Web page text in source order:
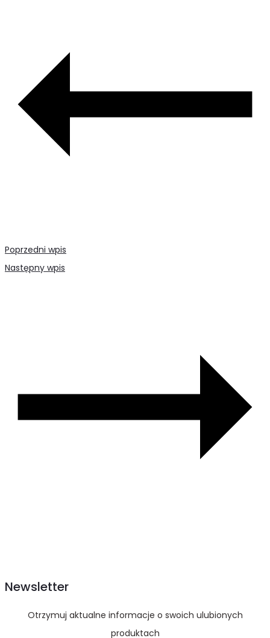
Poprzedni wpis
Następny wpis
Newsletter
Otrzymuj aktualne informacje o swoich ulubionych
produktach